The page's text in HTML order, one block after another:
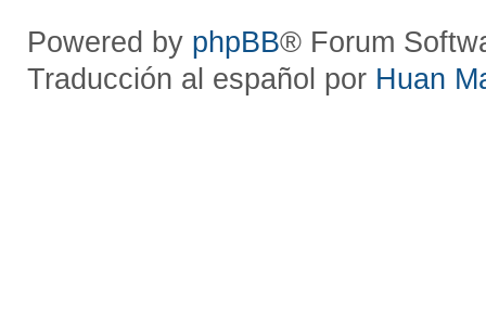
Powered by phpBB® Forum
Traducción al español por Huan